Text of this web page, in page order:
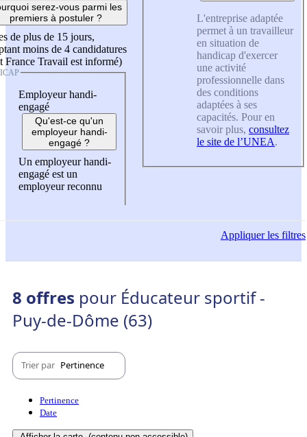
serez-vous parmi les
premiers à postuler ?
de plus de 15 jours,
moins de 4 candidatures
France Travail est informé)
Employeur handi-
engagé
Qu'est-ce qu'un
employeur handi-
engagé ?
Un employeur handi-
engagé est un
employeur reconnu
L'entreprise adaptée
permet à un travailleur
en situation de
handicap d'exercer
une activité
professionnelle dans
des conditions
adaptées à ses
capacités. Pour en
savoir plus, consultez
le site de l’UNEA.
Appliquerles filtres
8 offres pour Éducateur sportif -
Puy-de-Dôme (63)
Trier par Pertinence
Pertinence
Date